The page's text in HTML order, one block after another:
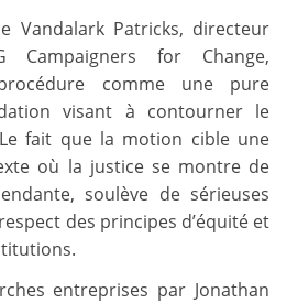
Vandalark Patricks, directeur
Campaigners for Change,
comme une pure
visant à contourner le
fait que la motion cible une
où la justice se montre de
soulève de sérieuses
des principes d’équité et
entreprises par Jonathan